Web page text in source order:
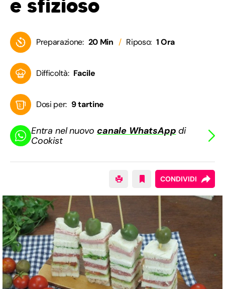
e sfizioso
Preparazione: 20 Min Riposo: 1 Ora
Difficoltà: Facile
Dosi per: 9 tartine
Entra nel nuovocanale WhatsApp di
Cookist
CONDIVIDI